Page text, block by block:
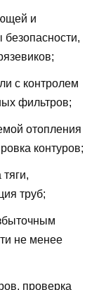
и
безопасности,
с контролем
фильтров;
отопления
контуров;
труб;
не менее
проверка